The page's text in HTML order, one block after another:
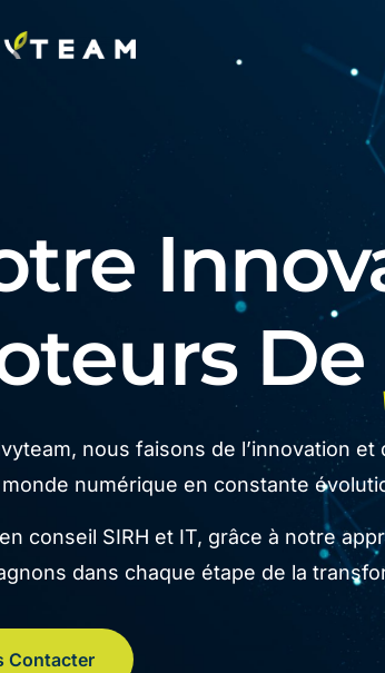
De
nous faisons de l’innovation
numérique en constante
conseil SIRH et IT, grâce à notre
dans chaque étape de la
Contacter